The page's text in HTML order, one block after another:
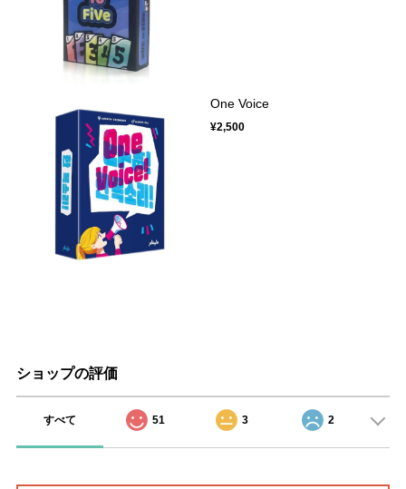
One Voice
¥2,500
ショップの評価
すべて 51 3 2